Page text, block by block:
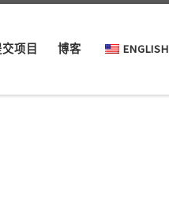
项目 博客 ENGLISH